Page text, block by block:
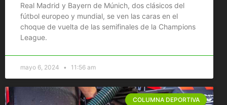
Real Madrid y Bayern de Múnich, dos clásicos del
fútbol europeo y mundial, se ven las caras en el
choque de vuelta de las semifinales de la Champions
League.
mayo 6, 2024 11:56 am
COLUMNA DEPORTIVA